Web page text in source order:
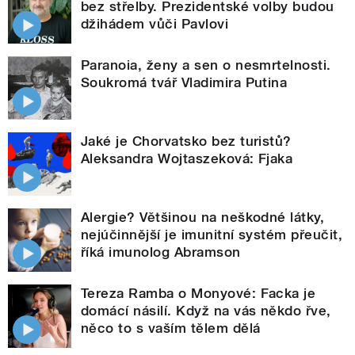
bez střelby. Prezidentské volby budou
džihádem vůči Pavlovi
Paranoia, ženy a sen o nesmrtelnosti.
Soukromá tvář Vladimira Putina
Jaké je Chorvatsko bez turistů?
Aleksandra Wojtaszeková: Fjaka
Alergie? Většinou na neškodné látky,
nejúčinnější je imunitní systém přeučit,
říká imunolog Abramson
Tereza Ramba o Monyové: Facka je
domácí násilí. Když na vás někdo řve,
něco to s vaším tělem dělá